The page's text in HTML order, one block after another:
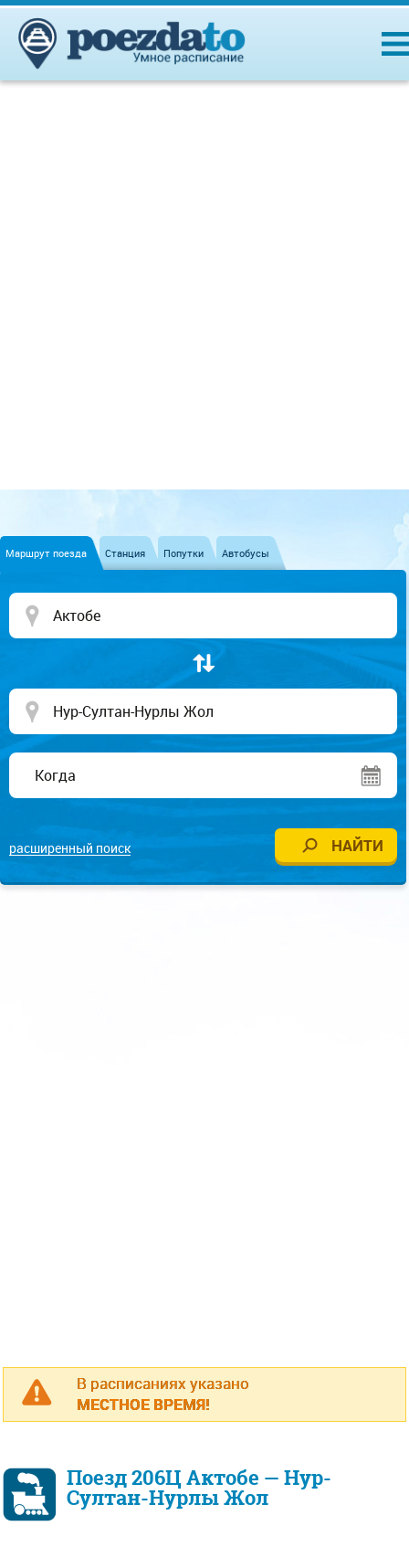
Маршрут поезда Станция Попутки Автобусы
расширенный поиск
В расписаниях указано
МЕСТНОЕ ВРЕМЯ!
Поезд 206Ц Актобе — Нур-
Султан-Нурлы Жол